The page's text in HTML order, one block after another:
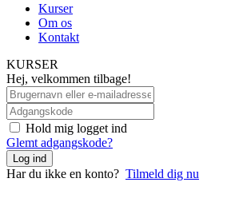
Kurser
Om os
Kontakt
KURSER
Hej, velkommen tilbage!
Hold mig logget ind
Glemt adgangskode?
Log ind
Har du ikke en konto? Tilmeld dig nu